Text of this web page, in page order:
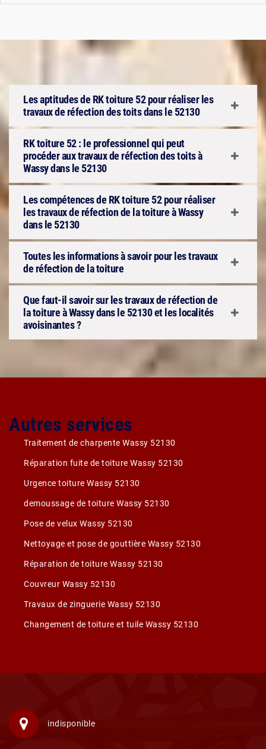
Les aptitudes de RK toiture 52 pour réaliser les
travaux de réfection des toits dans le 52130
RK toiture 52 : le professionnel qui peut
procéder aux travaux de réfection des toits à
Wassy dans le 52130
Les compétences de RK toiture 52 pour réaliser
les travaux de réfection de la toiture à Wassy
dans le 52130
Toutes les informations à savoir pour les travaux
de réfection de la toiture
Que faut-il savoir sur les travaux de réfection de
la toiture à Wassy dans le 52130 et les localités
avoisinantes ?
Autres services
Traitement de charpente Wassy 52130
Réparation fuite de toiture Wassy 52130
Urgence toiture Wassy 52130
demoussage de toiture Wassy 52130
Pose de velux Wassy 52130
Nettoyage et pose de gouttière Wassy 52130
Réparation de toiture Wassy 52130
Couvreur Wassy 52130
Travaux de zinguerie Wassy 52130
Changement de toiture et tuile Wassy 52130
indisponible